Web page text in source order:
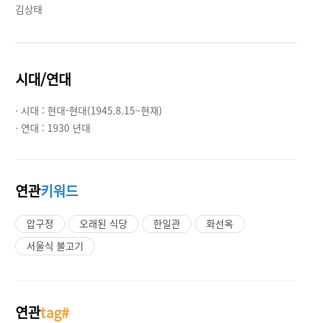
김상태
시대/연대
· 시대 :현대-현대(1945.8.15~현재)
· 연대 : 1930 년대
연관키워드
압구정 오래된 식당 한일관
화선옥
서울식 불고기
연관tag#